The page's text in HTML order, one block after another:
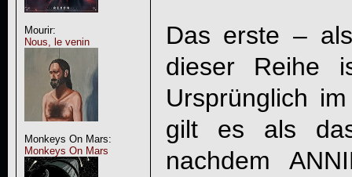
Mourir:
Nous, le venin
Monkeys On Mars:
Monkeys On Mars
Das erste –
dieser Reihe
Ursprünglich
gilt es als
nachdem